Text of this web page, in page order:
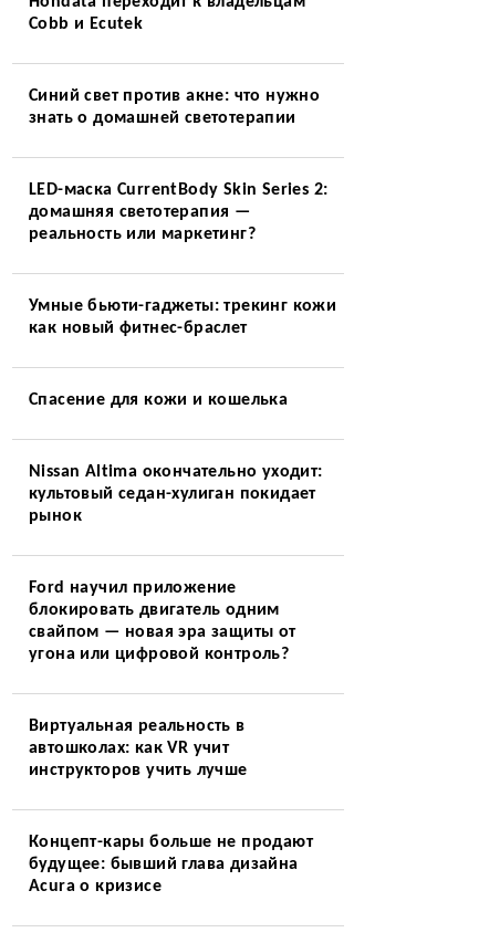
Cobb и Ecutek
Синий свет против акне: что нужно
знать о домашней светотерапии
LED-маска CurrentBody Skin Series 2:
домашняя светотерапия —
реальность или маркетинг?
Умные бьюти-гаджеты: трекинг кожи
как новый фитнес-браслет
Спасение для кожи и кошелька
Nissan Altima окончательно уходит:
культовый седан-хулиган покидает
рынок
Ford научил приложение
блокировать двигатель одним
свайпом — новая эра защиты от
угона или цифровой контроль?
Виртуальная реальность в
автошколах: как VR учит
инструкторов учить лучше
Концепт-кары больше не продают
будущее: бывший глава дизайна
Acura о кризисе